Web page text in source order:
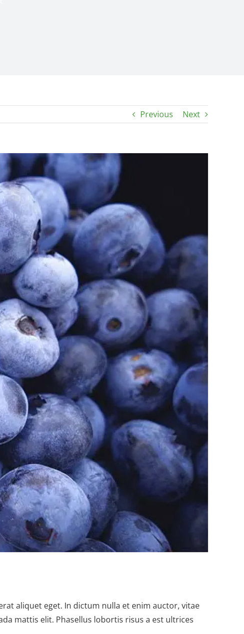
Previous Next
aliquet eget. In dictum nulla et enim auctor, vitae
mattis elit. Phasellus lobortis risus a est ultrices